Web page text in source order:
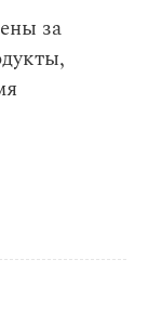
за